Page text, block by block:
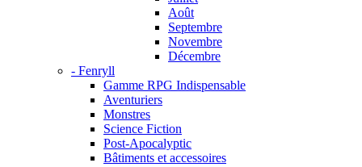
Août
Septembre
Novembre
Décembre
- Fenryll
Gamme RPG Indispensable
Aventuriers
Monstres
Science Fiction
Post-Apocalyptic
Bâtiments et accessoires